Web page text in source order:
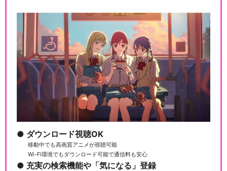
ダウンロード視聴OK
移動中でも高画質アニメが視聴可能
Wi-Fi環境でもダウンロード可能で通信料も安心
充実の検索機能や「気になる」登録